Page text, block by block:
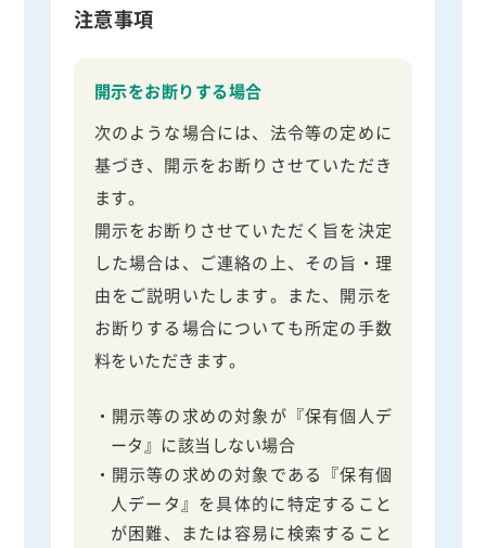
注意事項
開示をお断りする場合
次のような場合には、法令等の定めに
基づき、開示をお断りさせていただき
ます。
開示をお断りさせていただく旨を決定
した場合は、ご連絡の上、その旨・理
由をご説明いたします。また、開示を
お断りする場合についても所定の手数
料をいただきます。
・開示等の求めの対象が『保有個人デ
ータ』に該当しない場合
・開示等の求めの対象である『保有個
人データ』を具体的に特定すること
が困難、または容易に検索すること